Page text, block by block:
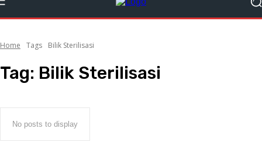
Home Tags Bilik Sterilisasi
Tag: Bilik Sterilisasi
No posts to display